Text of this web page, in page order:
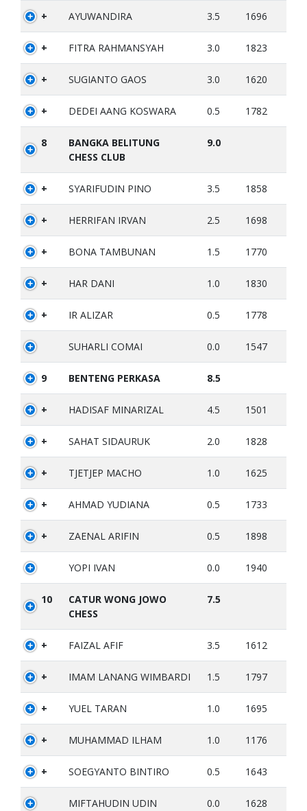
+ AYUWANDIRA 3.5 1696
+ FITRA RAHMANSYAH 3.0 1823
+ SUGIANTO GAOS 3.0 1620
+ DEDEI AANG KOSWARA 0.5 1782
8
BANGKA BELITUNG
CHESS CLUB
9.0
+ SYARIFUDIN PINO 3.5 1858
+ HERRIFAN IRVAN 2.5 1698
+ BONA TAMBUNAN 1.5 1770
+ HAR DANI 1.0 1830
+ IR ALIZAR 0.5 1778
SUHARLI COMAI 0.0 1547
9 BENTENG PERKASA 8.5
+ HADISAF MINARIZAL 4.5 1501
+ SAHAT SIDAURUK 2.0 1828
+ TJETJEP MACHO 1.0 1625
+ AHMAD YUDIANA 0.5 1733
+ ZAENAL ARIFIN 0.5 1898
YOPI IVAN 0.0 1940
10
CATUR WONG JOWO
CHESS
7.5
+ FAIZAL AFIF 3.5 1612
+ IMAM LANANG WIMBARDI 1.5 1797
+ YUEL TARAN 1.0 1695
+ MUHAMMAD ILHAM 1.0 1176
+ SOEGYANTO BINTIRO 0.5 1643
MIFTAHUDIN UDIN 0.0 1628